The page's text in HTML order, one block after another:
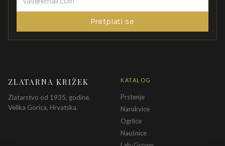
Pretplati se
ZLATARNA KRIŽEK
Zlatarstvo od 1935. godine.
Velika Gorica, Hrvatska.
KATALOG
Prstenje
Narukvice
Ogrlice
Naušnice